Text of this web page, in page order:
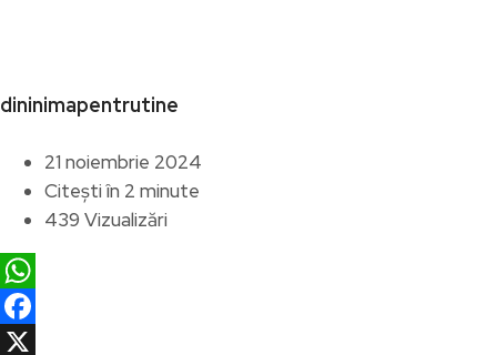
dininimapentrutine
21 noiembrie 2024
Citești în 2 minute
439 Vizualizări
WhatsApp
Facebook